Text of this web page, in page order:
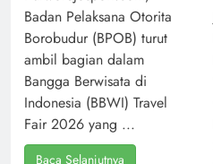
Badan Pelaksana Otorita
Borobudur (BPOB) turut
ambil bagian dalam
Bangga Berwisata di
Indonesia (BBWI) Travel
Fair 2026 yang ...
Baca Selanjutnya